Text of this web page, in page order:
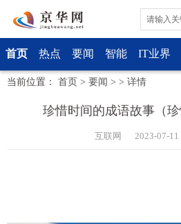
首页 热点 要闻 智能 IT业界
当前位置： 首页 > 要闻 > > 详情
珍惜时间的成语故事（珍
互联网 2023-07-11